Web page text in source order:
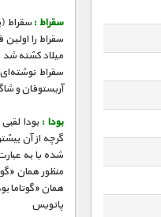
سقراط :
میلاد کشته شد
سقراط
آریستوفان و
بودا : بودا
گرچه از آن
منظور همان
همان «گوتاما
پانویس